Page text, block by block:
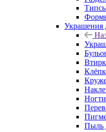
Украшения
Пыль